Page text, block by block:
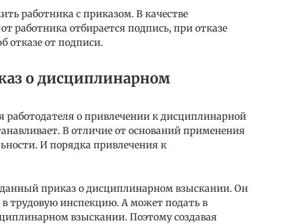
работника с приказом. В качестве
работника отбирается подпись, при отказе
отказе от подписи.
о дисциплинарном
о привлечении к дисциплинарной
В отличие от оснований применения
И порядка привлечения к
приказ о дисциплинарном взыскании. Он
трудовую инспекцию. А может подать в
взыскании. Поэтому создавая